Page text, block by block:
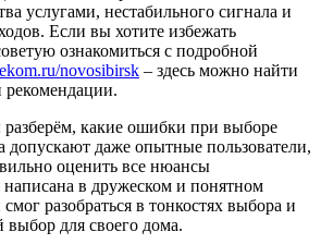
услугами, нестабильного сигнала и
Если вы хотите избежать
ознакомиться с подробной
novosibirsk – здесь можно найти
рекомендации.
какие ошибки при выборе
допускают даже опытные пользователи,
оценить все нюансы
в дружеском и понятном
разобраться в тонкостях выбора и
выбор для своего дома.